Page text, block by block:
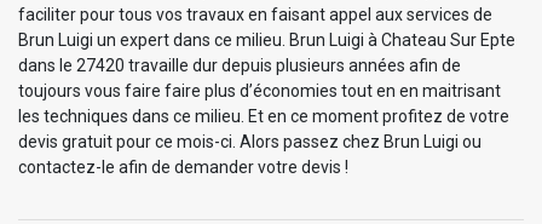
faciliter pour tous vos travaux en faisant appel aux services de
Brun Luigi un expert dans ce milieu. Brun Luigi à Chateau Sur Epte
dans le 27420 travaille dur depuis plusieurs années afin de
toujours vous faire faire plus d’économies tout en en maitrisant
les techniques dans ce milieu. Et en ce moment profitez de votre
devis gratuit pour ce mois-ci. Alors passez chez Brun Luigi ou
contactez-le afin de demander votre devis !